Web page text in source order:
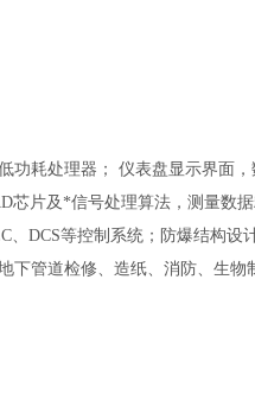
功耗处理器； 仪表盘显示界面，
芯片及*信号处理算法，测量数
、DCS等控制系统；防爆结构设
下管道检修、造纸、消防、生物